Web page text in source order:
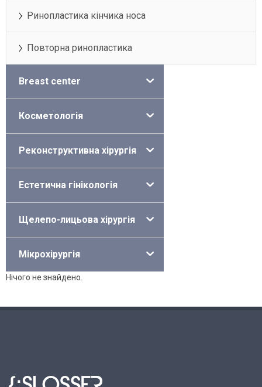
Ринопластика кінчика носа
Повторна ринопластика
Breast center
Косметологія
Реконструктивна хірургія
Естетична гінікологія
Щелепо-лицьова хірургія
Мікрохірургія
Нічого не знайдено.